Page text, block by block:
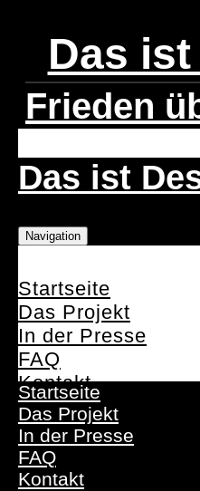
Das
Frieden
Das ist
Navigation
Startseite
Das Projekt
In der Presse
FAQ
Kontakt
Startseite
Das Projekt
In der Presse
FAQ
Kontakt